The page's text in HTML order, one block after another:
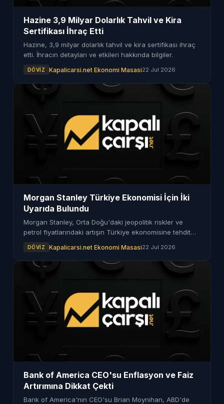
Hazine 3,9 Milyar Dolarlık Tahvil ve Kira
Sertifikası İhraç Etti
Hazine, 3,9 milyar dolarlık tahvil ve kira sertifikası ihraç
etti. İhracın detayları ve etkileri hakkında bilgiler.
DÖVIZ Kapalicarsi.net Ekonomi Masasi22 Jul 2026
Morgan Stanley Türkiye Ekonomisi İçin İki
Uyarıda Bulundu
Morgan Stanley, Orta Doğu'daki jeopolitik riskler ve
petrol fiyatlarındaki artışın Türkiye ekonomisine tehdit
DÖVIZ Kapalicarsi.net Ekonomi Masasi22 Jul 2026
Bank of America CEO'su Enflasyon ve Faiz
Artırımına Dikkat Çekti
Bank of America'nın CEO'su Brian Moynihan, ABD'de